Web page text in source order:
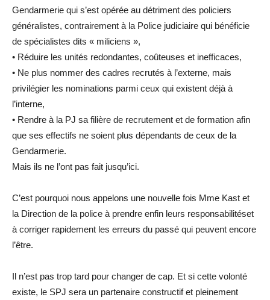
Gendarmerie qui s’est opérée au détriment des policiers
généralistes, contrairement à la Police judiciaire qui bénéficie
de spécialistes dits « miliciens »,
• Réduire les unités redondantes, coûteuses et inefficaces,
• Ne plus nommer des cadres recrutés à l’externe, mais
privilégier les nominations parmi ceux qui existent déjà à
l’interne,
• Rendre à la PJ sa filière de recrutement et de formation afin
que ses effectifs ne soient plus dépendants de ceux de la
Gendarmerie.
Mais ils ne l’ont pas fait jusqu’ici.
C’est pourquoi nous appelons une nouvelle fois Mme Kast et
la Direction de la police à prendre enfin leurs responsabilitéset
à corriger rapidement les erreurs du passé qui peuvent encore
l’être.
Il n’est pas trop tard pour changer de cap. Et si cette volonté
existe, le SPJ sera un partenaire constructif et pleinement